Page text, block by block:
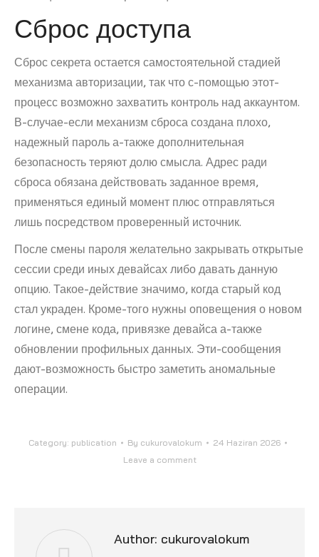
Сброс доступа
Сброс секрета остается самостоятельной стадией
механизма авторизации, так что с-помощью этот-
процесс возможно захватить контроль над аккаунтом.
В-случае-если механизм сброса создана плохо,
надежный пароль а-также дополнительная
безопасность теряют долю смысла. Адрес ради
сброса обязана действовать заданное время,
применяться единый момент плюс отправляться
лишь посредством проверенный источник.
После смены пароля желательно закрывать открытые
сессии среди иных девайсах либо давать данную
опцию. Такое-действие значимо, когда старый код
стал украден. Кроме-того нужны оповещения о новом
логине, смене кода, привязке девайса а-также
обновлении профильных данных. Эти-сообщения
дают-возможность быстро заметить аномальные
операции.
Category: publication By cukurovalokum
24 Haziran 2026
Leave a comment
Author: cukurovalokum